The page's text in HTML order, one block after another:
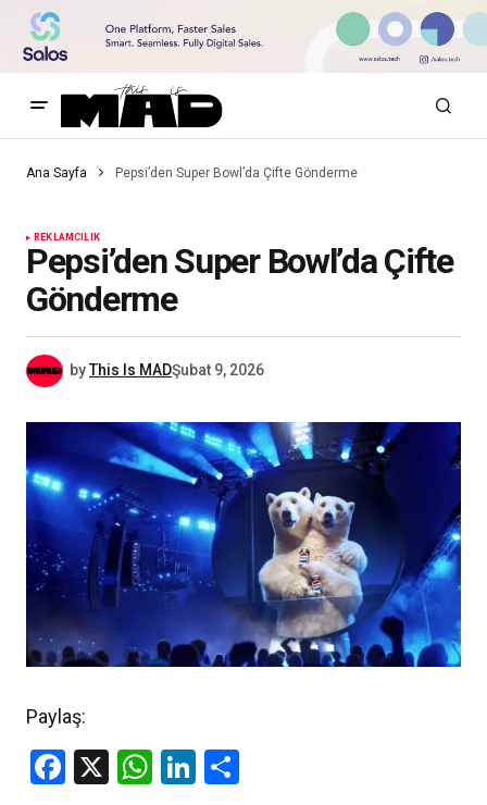
Ana Sayfa Pepsi’den Super Bowl’da Çifte Gönderme
REKLAMCILIK
Pepsi’den Super Bowl’da Çifte
Gönderme
byThis Is MADŞubat 9, 2026
Paylaş:
Facebook
X WhatsApp
LinkedIn